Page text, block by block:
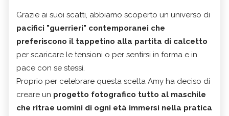
Grazie ai suoi scatti, abbiamo scoperto un universo di
pacifici "guerrieri" contemporanei che
preferiscono il tappetino alla partita di calcetto
per scaricare le tensioni o per sentirsi in forma e in
pace con se stessi.
Proprio per celebrare questa scelta Amy ha deciso di
creare un progetto fotografico tutto al maschile
che ritrae uomini di ogni età immersi nella pratica